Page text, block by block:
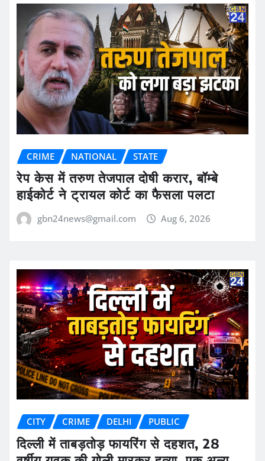
CRIME NATIONAL STATE
रेप केस में तरुण तेजपाल दोषी करार, बॉम्बे
हाईकोर्ट ने ट्रायल कोर्ट का फैसला पलटा
gbn24news@gmail.com Aug 6, 2026
CITY CRIME DELHI PUBLIC
दिल्ली में ताबड़तोड़ फायरिंग से दहशत, 28